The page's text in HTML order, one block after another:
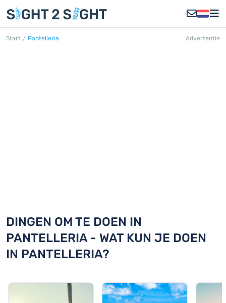
Start / Pantelleria Advertentie
DINGEN OM TE DOEN IN
PANTELLERIA - WAT KUN JE DOEN
IN PANTELLERIA?